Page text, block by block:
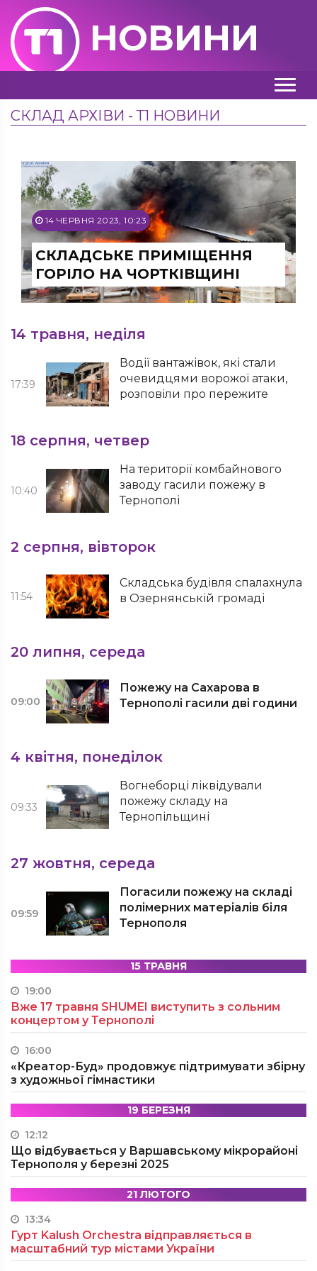
НОВИНИ
СКЛАД АРХІВИ - Т1 НОВИНИ
14 ЧЕРВНЯ 2023, 10:23
СКЛАДСЬКЕ ПРИМІЩЕННЯ
ГОРІЛО НА ЧОРТКІВЩИНІ
14 травня, неділя
17:39
Водії вантажівок, які стали
очевидцями ворожої атаки,
розповіли про пережите
18 серпня, четвер
10:40
На території комбайнового
заводу гасили пожежу в
Тернополі
2 серпня, вівторок
11:54
Складська будівля спалахнула
в Озернянській громаді
20 липня, середа
09:00
Пожежу на Сахарова в
Тернополі гасили дві години
4 квітня, понеділок
09:33
Вогнеборці ліквідували
пожежу складу на
Тернопільщині
27 жовтня, середа
09:59
Погасили пожежу на складі
полімерних матеріалів біля
Тернополя
15 ТРАВНЯ
19:00
Вже 17 травня SHUMEI виступить з сольним
концертом у Тернополі
16:00
«Креатор-Буд» продовжує підтримувати збірну
з художньої гімнастики
19 БЕРЕЗНЯ
12:12
Що відбувається у Варшавському мікрорайоні
Тернополя у березні 2025
21 ЛЮТОГО
13:34
Гурт Kalush Orchestra відправляється в
масштабний тур містами України